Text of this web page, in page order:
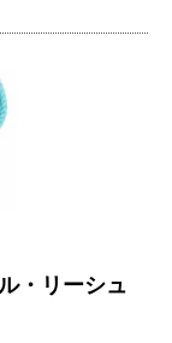
安心です。
単に装着できま
、ハーネスやリー
ので、セットでの
るのに欠かせない
エコダウンを使用
を開ければ、体の
回訪れた
すが、風のない日
私は、仙台市街に
上や、冷たいコン
を柔らかい砂の上
土の上の散歩は、
「密」にならない
海岸にあるお手洗
ていました。 愛
す。車から降りる
・リーシュ